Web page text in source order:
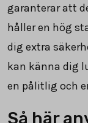
garanterar att
håller en hög
dig extra
kan känna dig
en pålitlig och
Så här